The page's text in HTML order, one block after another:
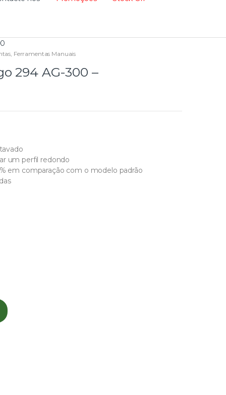
Ferramentas Manuais
294 AG-300 –
um perfil redondo
em comparação com o modelo padrão